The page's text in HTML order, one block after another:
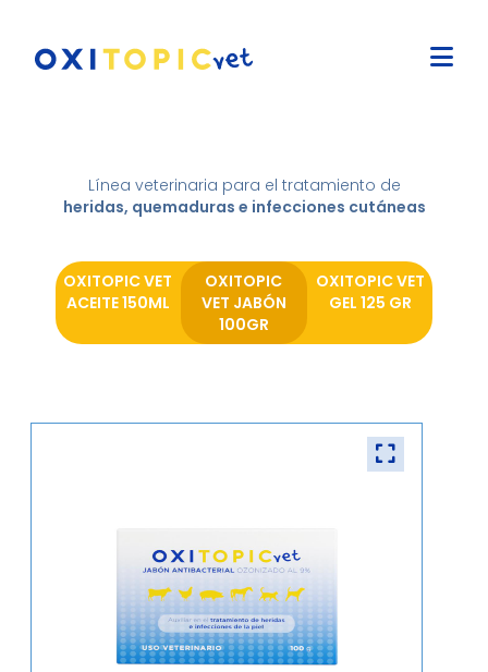
Línea veterinaria para el tratamiento de
heridas, quemaduras e infecciones cutáneas
OXITOPIC VET
ACEITE 150ML
OXITOPIC
VET JABÓN
100GR
OXITOPIC VET
GEL 125 GR